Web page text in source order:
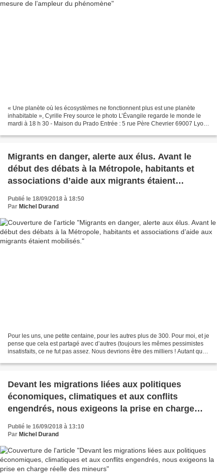
« Une planète où les écosystèmes ne fonctionnent plus est une planète
inhabitable », Cyrille Frey source le photo L’Évangile regarde le monde le
mardi à 18 h 30 - Maison du Prado Entrée : 5 rue Père Chevrier 69007 Lyon
Migrants en danger, alerte aux élus. Avant le
début des débats à la Métropole, habitants et
associations d’aide aux migrants étaient
Publié le 18/09/2018 à 18:50
Par Michel Durand
Pour les uns, une petite centaine, pour les autres plus de 300. Pour moi, et je
pense que cela est partagé avec d’autres (toujours les mêmes pessimistes
insatisfaits, ce ne fut pas assez. Nous devrions être des milliers ! Autant que
Devant les migrations liées aux politiques
économiques, climatiques et aux conflits
engendrés, nous exigeons la prise en charge
réelle des mineurs
Publié le 16/09/2018 à 13:10
Par Michel Durand